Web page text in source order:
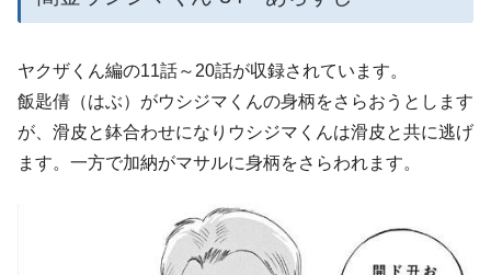
ヤクザくん編の11話～20話が収録されています。
飯匙倩（はぶ）がウシジマくんの身柄をさらおうとします
が、滑皮と鉢合わせになりウシジマくんは滑皮と共に逃げ
ます。一方で加納がマサルに身柄をさらわれます。